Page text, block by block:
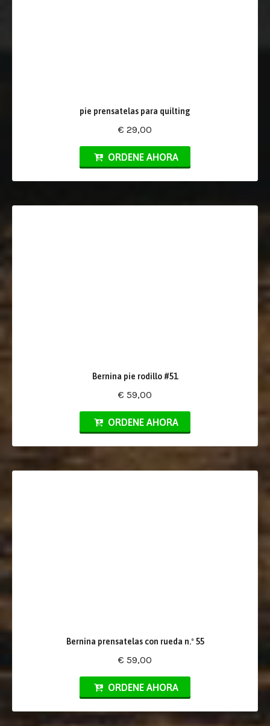
pie prensatelas para quilting
€ 29,00
ORDENE AHORA
Bernina pie rodillo #51
€ 59,00
ORDENE AHORA
Bernina prensatelas con rueda n.º 55
€ 59,00
ORDENE AHORA